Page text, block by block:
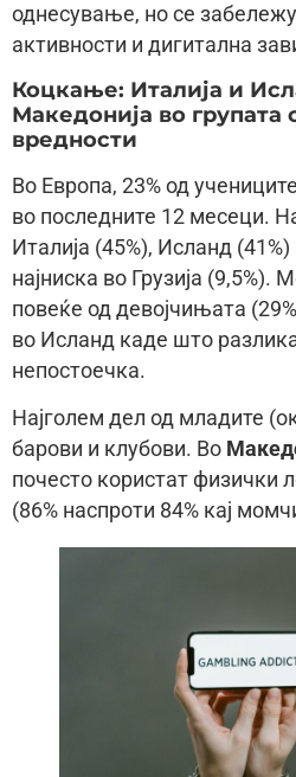
однесување, но се
активности и дигитална
Коцкање: Италија и
Македонија во групата
вредности
Во Европа, 23% од
во последните 12 месеци.
Италија (45%), Исланд (41%)
најниска во Грузија
повеќе од девојчињата
во Исланд каде што
непостоечка.
Најголем дел од младите
барови и клубови. Во
почесто користат физички
(86% наспроти 84% кај